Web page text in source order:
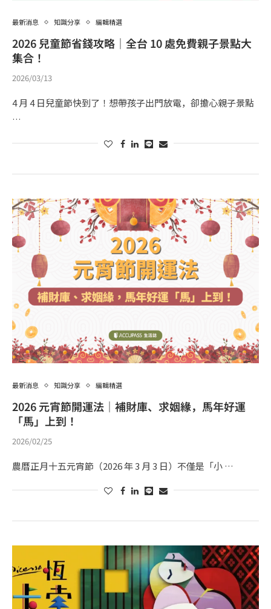
最新消息 知識分享 編輯精選
2026 兒童節省錢攻略｜全台 10 處免費親子景點大
集合！
2026/03/13
4 月 4 日兒童節快到了！想帶孩子出門放電，卻擔心親子景點
…
最新消息 知識分享 編輯精選
2026 元宵節開運法｜補財庫、求姻緣，馬年好運
「馬」上到！
2026/02/25
農曆正月十五元宵節（2026 年 3 月 3 日）不僅是「小 …